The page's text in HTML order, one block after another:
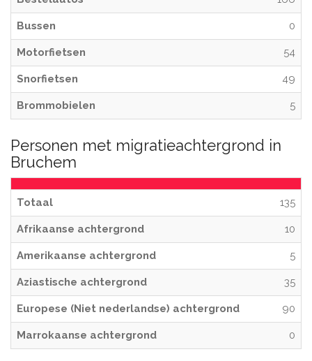
Bussen 0
Motorfietsen 54
Snorfietsen 49
Brommobielen 5
Personen met migratieachtergrond in
Bruchem
Totaal 135
Afrikaanse achtergrond 10
Amerikaanse achtergrond 5
Aziastische achtergrond 35
Europese (Niet nederlandse) achtergrond 90
Marrokaanse achtergrond 0